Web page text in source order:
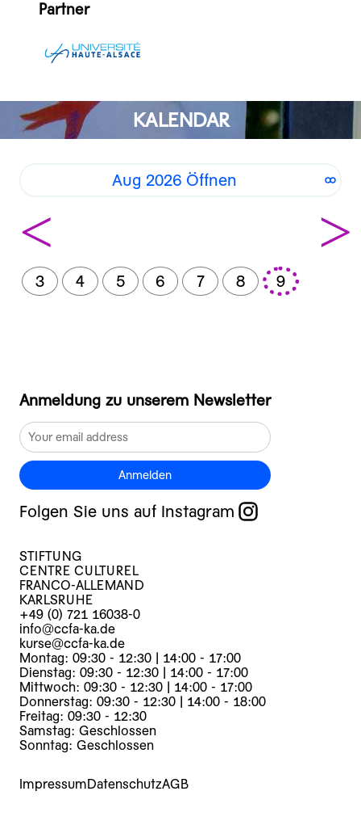
Partner
KALENDAR
Aug 2026 Öffnen
< >
3 4 5 6 7 8 9
Anmeldung zu unserem Newsletter
Anmelden
Folgen Sie uns auf Instagram
STIFTUNG
CENTRE CULTUREL
FRANCO-ALLEMAND
KARLSRUHE
+49 (0) 721 16038-0
info@ccfa-ka.de
kurse@ccfa-ka.de
Montag: 09:30 - 12:30 | 14:00 - 17:00
Dienstag: 09:30 - 12:30 | 14:00 - 17:00
Mittwoch: 09:30 - 12:30 | 14:00 - 17:00
Donnerstag: 09:30 - 12:30 | 14:00 - 18:00
Freitag: 09:30 - 12:30
Samstag: Geschlossen
Sonntag: Geschlossen
ImpressumDatenschutzAGB